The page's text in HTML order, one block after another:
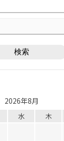
2026年8月
水 木